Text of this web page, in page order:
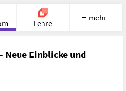
Lehre
Cloud
mehr
Neue Einblicke und